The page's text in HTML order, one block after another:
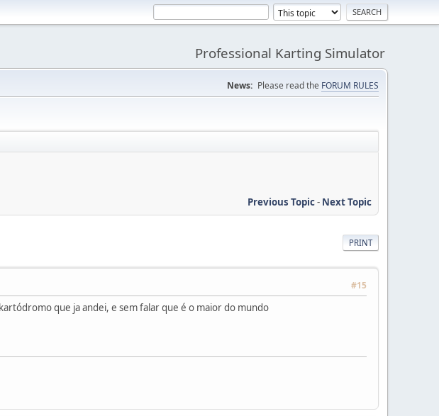
Professional Karting Simulator
News: Please read the FORUM RULES
Previous Topic- Next Topic
PRINT
#15
que ja andei, e sem falar que é o maior do mundo